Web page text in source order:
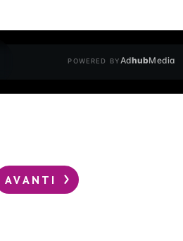
POWERED BYAdhubMedia
AVANTI